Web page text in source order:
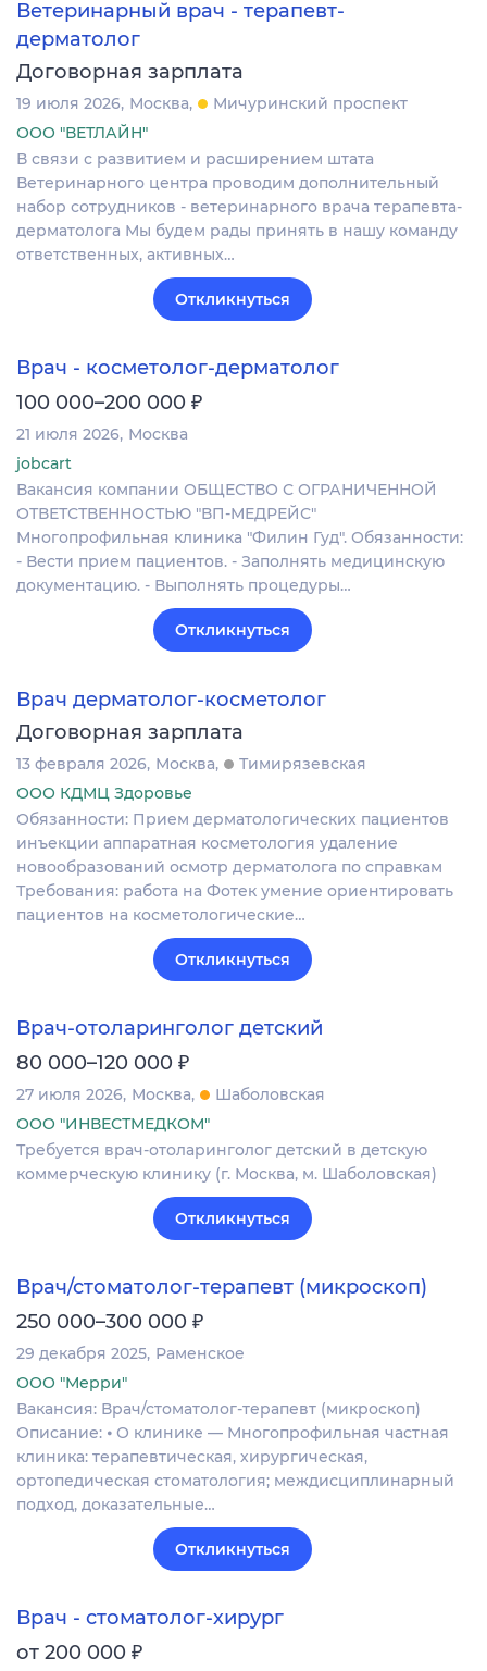
Ветеринарный врач - терапевт-
дерматолог
Договорная зарплата
19 июля 2026 Москва
Мичуринский проспект
ООО "ВЕТЛАЙН"
В связи с развитием и расширением штата
Ветеринарного центра проводим дополнительный
набор сотрудников - ветеринарного врача терапевта-
дерматолога Мы будем рады принять в нашу команду
ответственных, активных…
Откликнуться
Врач - косметолог-дерматолог
100 000–200 000 ₽
21 июля 2026 Москва
jobcart
Вакансия компании ОБЩЕСТВО С ОГРАНИЧЕННОЙ
ОТВЕТСТВЕННОСТЬЮ "ВП-МЕДРЕЙС"
Многопрофильная клиника "Филин Гуд". Обязанности:
- Вести прием пациентов. - Заполнять медицинскую
документацию. - Выполнять процедуры…
Откликнуться
Врач дерматолог-косметолог
Договорная зарплата
13 февраля 2026 Москва
Тимирязевская
ООО КДМЦ Здоровье
Обязанности: Прием дерматологических пациентов
инъекции аппаратная косметология удаление
новообразований осмотр дерматолога по справкам
Требования: работа на Фотек умение ориентировать
пациентов на косметологические…
Откликнуться
Врач-отоларинголог детский
80 000–120 000 ₽
27 июля 2026 Москва
Шаболовская
ООО "ИНВЕСТМЕДКОМ"
Требуется врач-отоларинголог детский в детскую
коммерческую клинику (г. Москва, м. Шаболовская)
Откликнуться
Врач/стоматолог-терапевт (микроскоп)
250 000–300 000 ₽
29 декабря 2025 Раменское
ООО "Мерри"
Вакансия: Врач/стоматолог-терапевт (микроскоп)
Описание: ⦁ О клинике — Многопрофильная частная
клиника: терапевтическая, хирургическая,
ортопедическая стоматология; междисциплинарный
подход, доказательные…
Откликнуться
Врач - стоматолог-хирург
от 200 000 ₽